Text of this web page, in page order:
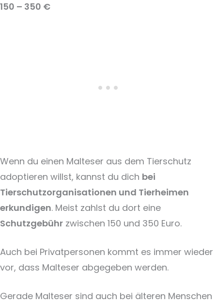
150 – 350 €
Wenn du einen Malteser aus dem Tierschutz
adoptieren willst, kannst du dich bei
Tierschutzorganisationen und Tierheimen
erkundigen. Meist zahlst du dort eine
Schutzgebühr zwischen 150 und 350 Euro.
Auch bei Privatpersonen kommt es immer wieder
vor, dass Malteser abgegeben werden.
Gerade Malteser sind auch bei älteren Menschen